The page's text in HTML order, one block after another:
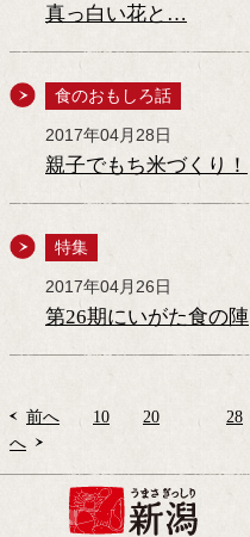
真っ白い花と…
食のおもしろ話
2017年04月28日
親子でもち米づくり！
特集
2017年04月26日
第26期にいがた食の陣
前へ 10 20 28
へ